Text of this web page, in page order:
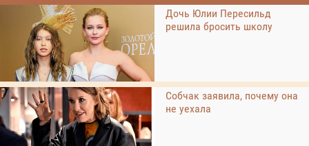
Дочь Юлии Пересильд
решила бросить школу
Собчак заявила, почему она
не уехала